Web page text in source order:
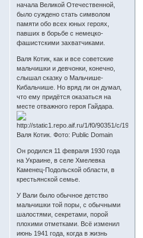
начала Великой Отечественной,
было суждено стать символом
памяти обо всех юных героях,
павших в борьбе с немецко-
фашистскими захватчиками.
Валя Котик, как и все советские
мальчишки и девчонки, конечно,
слышал сказку о Мальчише-
Кибальчише. Но вряд ли он думал,
что ему придётся оказаться на
месте отважного героя Гайдара.
Валя Котик. Фото: Public Domain
Он родился 11 февраля 1930 года
на Украине, в селе Хмелевка
Каменец-Подольской области, в
крестьянской семье.
У Вали было обычное детство
мальчишки той поры, с обычными
шалостями, секретами, порой
плохими отметками. Всё изменил
июнь 1941 года, когда в жизнь